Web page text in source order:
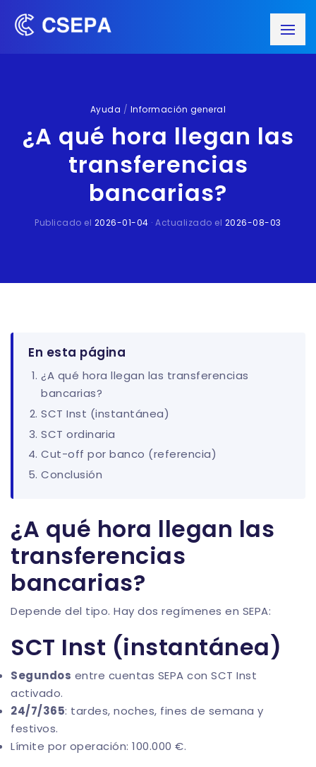
Ayuda / Información general
¿A qué hora llegan las
transferencias
bancarias?
Publicado el 2026-01-04 · Actualizado el 2026-08-03
En esta página
¿A qué hora llegan las transferencias
bancarias?
SCT Inst (instantánea)
SCT ordinaria
Cut-off por banco (referencia)
Conclusión
¿A qué hora llegan las
transferencias
bancarias?
Depende del tipo. Hay dos regímenes en SEPA:
SCT Inst (instantánea)
Segundos entre cuentas SEPA con SCT Inst
activado.
24/7/365: tardes, noches, fines de semana y
festivos.
Límite por operación: 100.000 €.